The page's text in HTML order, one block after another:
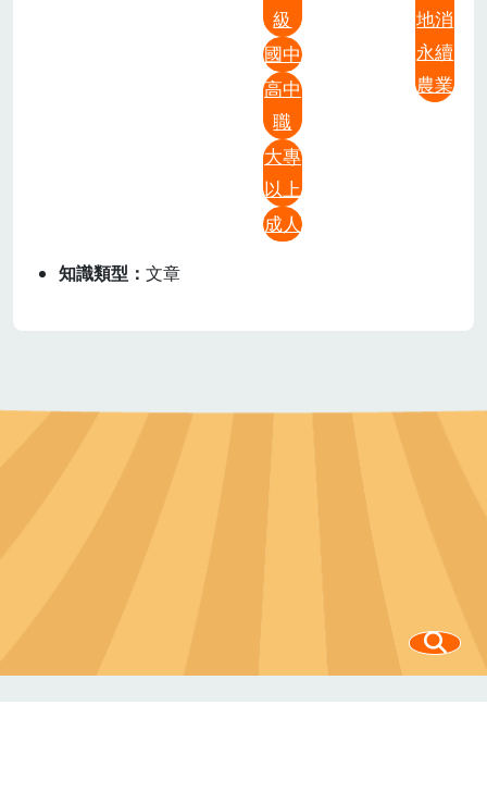
級
國中
高中
職
大專
以上
成人
地消
永續
農業
知識類型 文章